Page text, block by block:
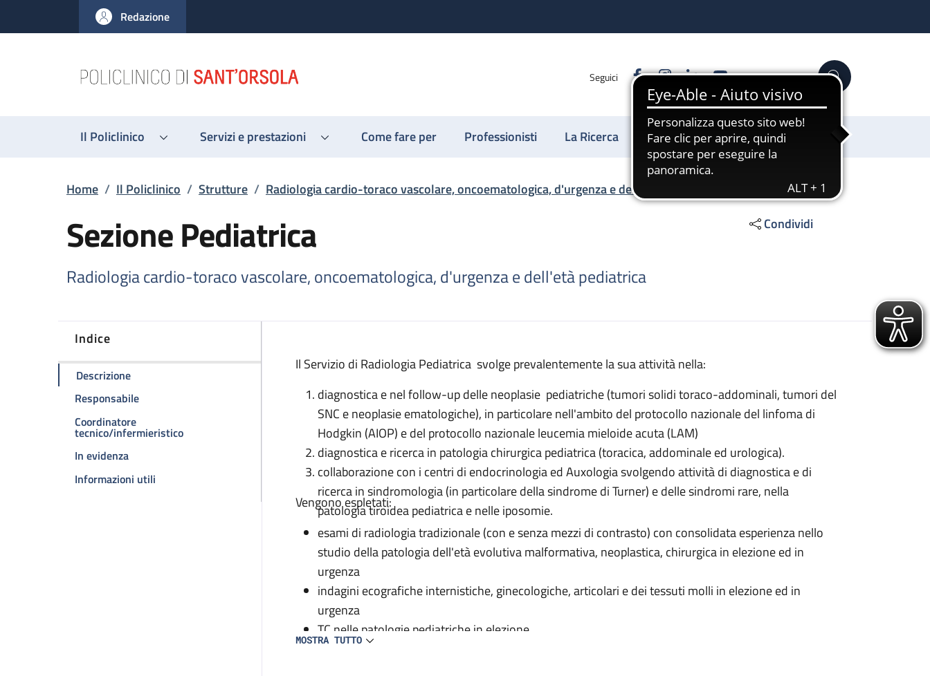
al contenuto principale
to footer content
Redazione
Seguici FacebookInstagram
LinkedinYouTube Cerca
Il Policlinico Servizi e prestazioni Come fare per Professionisti La Ricerca Sostienici
Briciole di pane
Home / Il Policlinico / Strutture / Radiologia cardio-toraco vascolare, oncoematologica, d'urgenza e dell'età pediatrica Sezione Pediatrica
Sezione Pediatrica
Radiologia cardio-toraco vascolare, oncoematologica, d'urgenza e dell'età pediatrica
Condividi
Indice
Descrizionedella pagina Sezione Pediatrica
Responsabiledella pagina Sezione Pediatrica
Coordinatore
tecnico/infermieristicodella pagina Sezione Pediatrica
In evidenzadella pagina Sezione Pediatrica
Informazioni utili
Descrizione
Il Servizio di Radiologia Pediatrica svolge prevalentemente la sua attività nella:
diagnostica e nel follow-up delle neoplasie pediatriche (tumori solidi toraco-addominali, tumori del
SNC e neoplasie ematologiche), in particolare nell'ambito del protocollo nazionale del linfoma di
Hodgkin (AIOP) e del protocollo nazionale leucemia mieloide acuta (LAM)
diagnostica e ricerca in patologia chirurgica pediatrica (toracica, addominale ed urologica).
collaborazione con i centri di endocrinologia ed Auxologia svolgendo attività di diagnostica e di
ricerca in sindromologia (in particolare della sindrome di Turner) e delle sindromi rare, nella
patologia tiroidea pediatrica e nelle iposomie.
Vengono espletati:
esami di radiologia tradizionale (con e senza mezzi di contrasto) con consolidata esperienza nello
studio della patologia dell'età evolutiva malformativa, neoplastica, chirurgica in elezione ed in
urgenza
indagini ecografiche internistiche, ginecologiche, articolari e dei tessuti molli in elezione ed in
urgenza
TC nelle patologie pediatriche in elezione
RM svolgendo attività prevalente di diagnostica e di ricerca in neurologia pediatrica,
MOSTRA TUTTO